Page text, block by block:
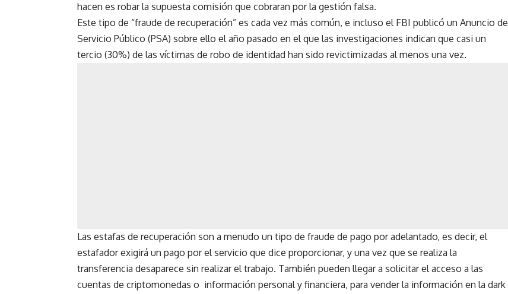
hacen es robar la supuesta comisión que cobraran por la gestión falsa.
Este tipo de “fraude de recuperación” es cada vez más común, e incluso el FBI publicó un Anuncio de
Servicio Público (PSA) sobre ello el año pasado en el que las investigaciones indican que casi un
tercio (30%) de las víctimas de robo de identidad han sido revictimizadas al menos una vez.
Las estafas de recuperación son a menudo un tipo de fraude de pago por adelantado, es decir, el
estafador exigirá un pago por el servicio que dice proporcionar, y una vez que se realiza la
transferencia desaparece sin realizar el trabajo. También pueden llegar a solicitar el acceso a las
cuentas de criptomonedas o información personal y financiera, para vender la información en la dark